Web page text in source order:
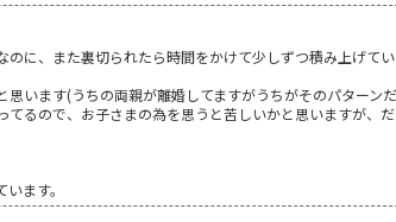
に、また裏切られたら時間をかけて少しずつ積み上げて
います(うちの両親が離婚してますがうちがそのパターンだ
るので、お子さまの為を思うと苦しいかと思いますが、
ます。